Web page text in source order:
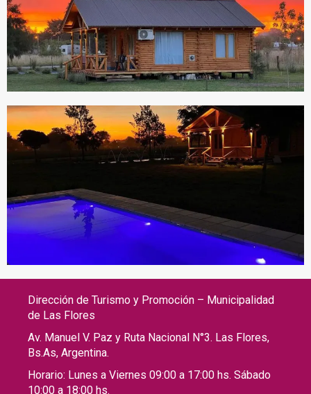
Dirección de Turismo y Promoción – Municipalidad
de Las Flores
Av. Manuel V. Paz y Ruta Nacional N°3. Las Flores,
Bs.As, Argentina.
Horario: Lunes a Viernes 09:00 a 17:00 hs. Sábado
10:00 a 18:00 hs.